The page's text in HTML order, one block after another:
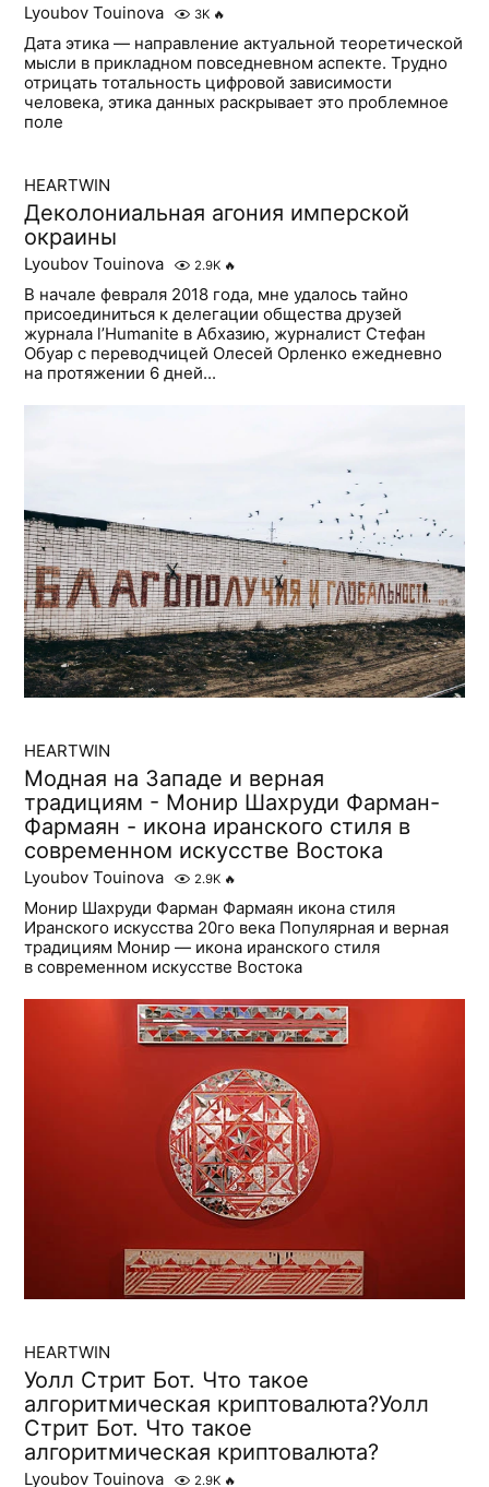
Lyoubov Touinova 3K 🔥
Дата этика — направление актуальной теоретической
мысли в прикладном повседневном аспекте. Трудно
отрицать тотальность цифровой зависимости
человека, этика данных раскрывает это проблемное
поле
HEARTWIN
Деколониальная агония имперской
окраины
Lyoubov Touinova 2.9K 🔥
В начале февраля 2018 года, мне удалось тайно
присоединиться к делегации общества друзей
журнала l’Humanite в Абхазию, журналист Стефан
Обуар с переводчицей Олесей Орленко ежедневно
на протяжении 6 дней...
HEARTWIN
Модная на Западе и верная
традициям - Монир Шахруди Фарман-
Фармаян - икона иранского стиля в
современном искусстве Востока
Lyoubov Touinova 2.9K 🔥
Монир Шахруди Фарман Фармаян икона стиля
Иранского искусства 20го века Популярная и верная
традициям Монир — икона иранского стиля
в современном искусстве Востока
HEARTWIN
Уолл Стрит Бот. Что такое
алгоритмическая криптовалюта?Уолл
Стрит Бот. Что такое
алгоритмическая криптовалюта?
Lyoubov Touinova 2.9K 🔥